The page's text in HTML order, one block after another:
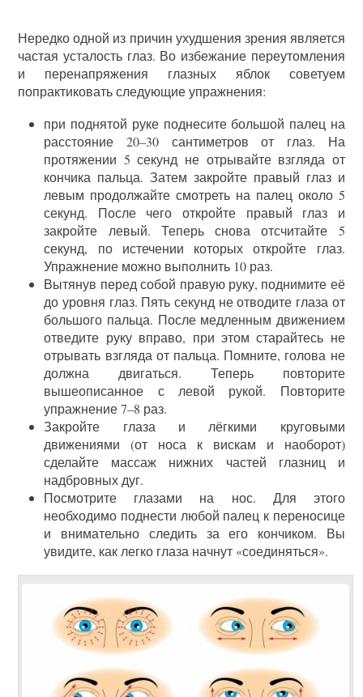
Нередко одной из причин ухудшения зрения является
частая усталость глаз. Во избежание переутомления
и перенапряжения глазных яблок советуем
попрактиковать следующие упражнения:
при поднятой руке поднесите большой палец на
расстояние 20–30 сантиметров от глаз. На
протяжении 5 секунд не отрывайте взгляда от
кончика пальца. Затем закройте правый глаз и
левым продолжайте смотреть на палец около 5
секунд. После чего откройте правый глаз и
закройте левый. Теперь снова отсчитайте 5
секунд, по истечении которых откройте глаз.
Упражнение можно выполнить 10 раз.
Вытянув перед собой правую руку, поднимите её
до уровня глаз. Пять секунд не отводите глаза от
большого пальца. После медленным движением
отведите руку вправо, при этом старайтесь не
отрывать взгляда от пальца. Помните, голова не
должна двигаться. Теперь повторите
вышеописанное с левой рукой. Повторите
упражнение 7–8 раз.
Закройте глаза и лёгкими круговыми
движениями (от носа к вискам и наоборот)
сделайте массаж нижних частей глазниц и
надбровных дуг.
Посмотрите глазами на нос. Для этого
необходимо поднести любой палец к переносице
и внимательно следить за его кончиком. Вы
увидите, как легко глаза начнут «соединяться».